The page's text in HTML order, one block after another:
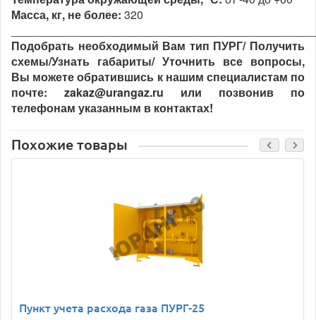
Масса, кг, не более: 320
Подобрать необходимый Вам тип ПУРГ/ Получить
схемы/Узнать габариты/ Уточнить все вопросы,
Вы можете обратившись к нашим специалистам по
почте: zakaz@urangaz.ru или позвонив по
телефонам указанным в контактах!
Похожие товары
Пункт учета расхода газа ПУРГ-25